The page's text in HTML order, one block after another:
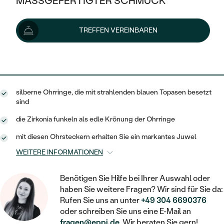
KLASSISCH
V-FORM
VINTAGE
AUSSERGEWÖHNLICHE
GEHÄMMERTE
VON HAND GRAVIERTE
MIT MEHREREN DIAMANTEN
HALO
VINTAGE
AUSSERGEWÖHNLICH
WÄHLE EINEN RING
DIAMANTEN ZUM EINFASSEN
AUSVERKAUF
WENN SCHMUCK HILFT
NACH TYP
OHRRINGE
RINGE
SCHMUCKSET
HERRENSCHMUCK
PLATIN
OHRSTECKER
MINIMALISTISCHE
OHRHÄNGER
SOLITÄR
HERZ
GOLD
SILBER
NACH STYL
SOLITÄR
MIT STERNZEICHEN
MINIMALISTISCH
AUSVERKAUF
GOLD
SILBER
PLATIN
NACH STYL
MEMOIRE
MINIMALISTISCHE
TREFFEN VEREINBAREN
143 €
Lieferoptionen
silberne Ohrringe, die mit strahlenden blauen Topasen besetzt
sind
die Zirkonia funkeln als edle Krönung der Ohrringe
mit diesen Ohrsteckern erhalten Sie ein markantes Juwel
WEITERE INFORMATIONEN
Benötigen Sie Hilfe bei Ihrer Auswahl oder
haben Sie weitere Fragen? Wir sind für Sie da:
Rufen Sie uns an unter+49 304 6690376
oder schreiben Sie uns eine E-Mail an